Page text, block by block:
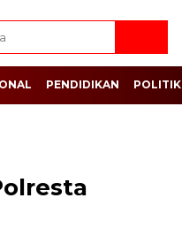
PENDIDIKAN POLITIK